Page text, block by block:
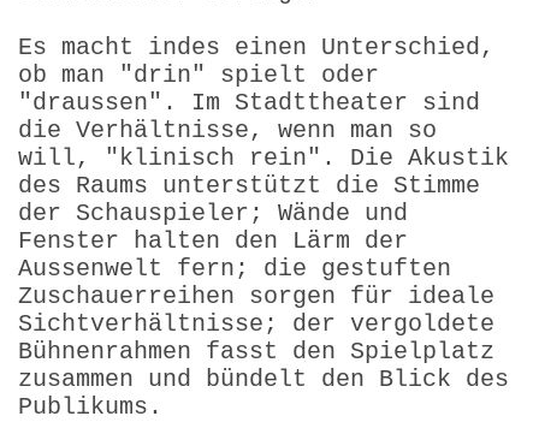
Es macht indes einen Unterschied,
ob man "drin" spielt oder
"draussen". Im Stadttheater sind
die Verhältnisse, wenn man so
will, "klinisch rein". Die Akustik
des Raums unterstützt die Stimme
der Schauspieler; Wände und
Fenster halten den Lärm der
Aussenwelt fern; die gestuften
Zuschauerreihen sorgen für ideale
Sichtverhältnisse; der vergoldete
Bühnenrahmen fasst den Spielplatz
zusammen und bündelt den Blick des
Publikums.